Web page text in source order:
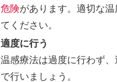
危険があります。適切な温
てください。
適度に行う
温感療法は過度に行わず
で行いましょう。